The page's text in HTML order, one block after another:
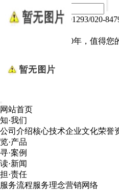
热线电话：020-84791293/020-
电子产品我们做了10年，值得您
网站首页
知·我们
公司介绍核心技术企业文化荣誉
览·产品
寻·案例
读·新闻
担·责任
服务流程服务理念营销网络